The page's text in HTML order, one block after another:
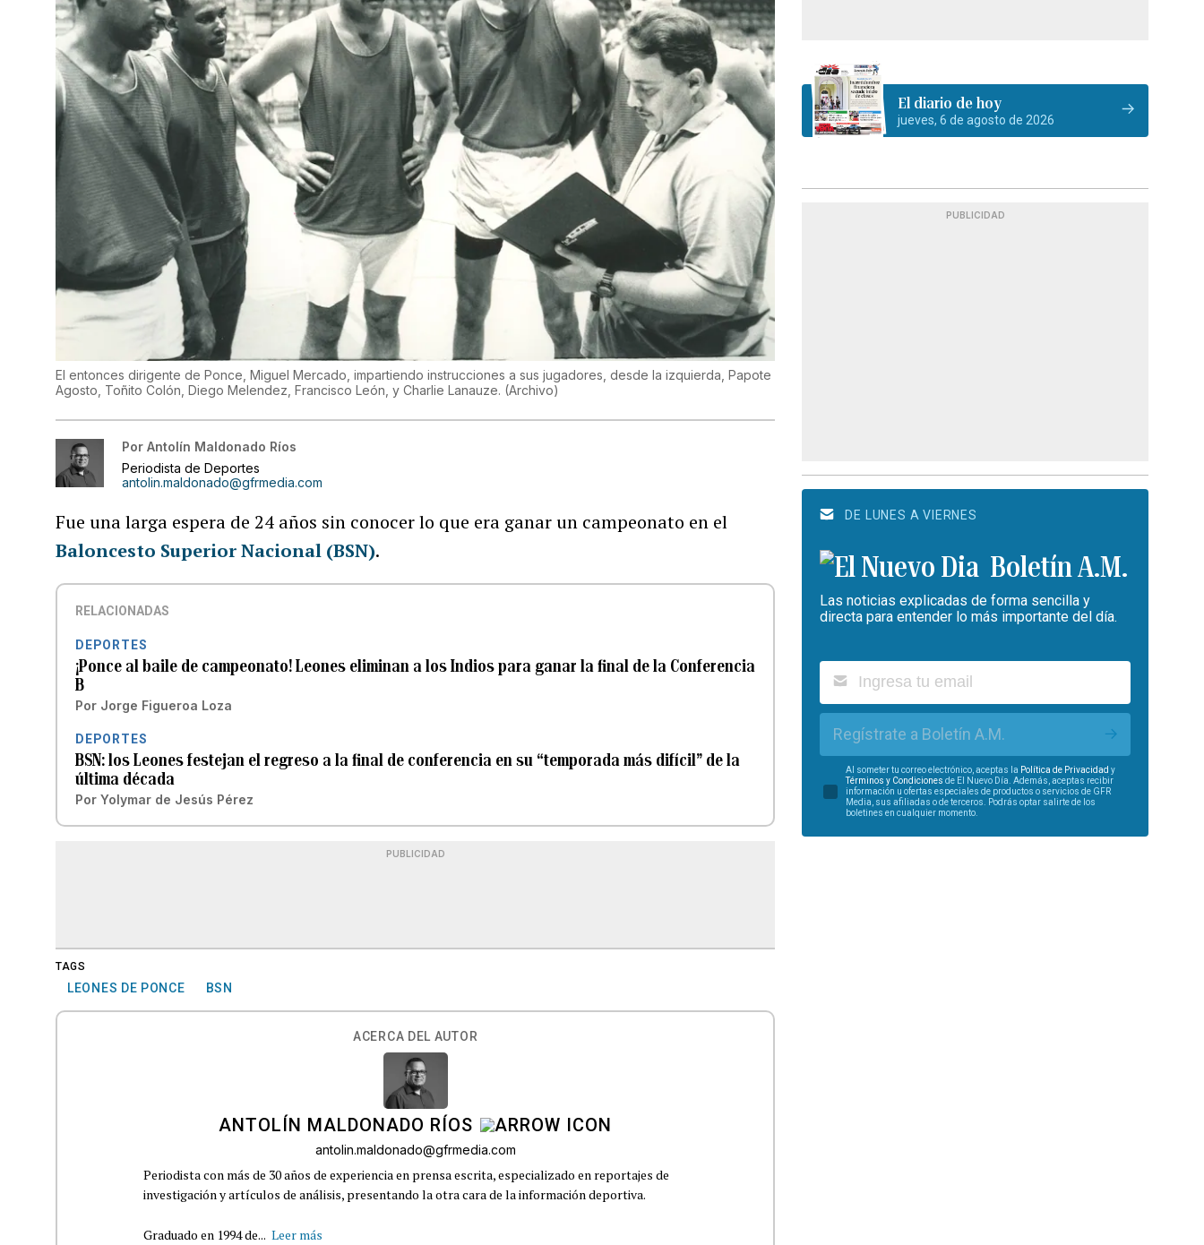
El entonces dirigente de Ponce, Miguel Mercado, impartiendo instrucciones a sus jugadores, desde la izquierda, Papote
Agosto, Toñito Colón, Diego Melendez, Francisco León, y Charlie Lanauze. (Archivo)
Por Antolín Maldonado Ríos
Periodista de Deportes
antolin.maldonado@gfrmedia.com
Fue una larga espera de 24 años sin conocer lo que era ganar un campeonato en el
Baloncesto Superior Nacional (BSN).
RELACIONADAS
DEPORTES
¡Ponce al baile de campeonato! Leones eliminan a los Indios para ganar la final de la Conferencia
B
Por Jorge Figueroa Loza
DEPORTES
BSN: los Leones festejan el regreso a la final de conferencia en su “temporada más difícil” de la
última década
Por Yolymar de Jesús Pérez
PUBLICIDAD
TAGS
LEONES DE PONCE BSN
ACERCA DEL AUTOR
ANTOLÍN MALDONADO RÍOS
antolin.maldonado@gfrmedia.com
Periodista con más de 30 años de experiencia en prensa escrita, especializado en reportajes de
investigación y artículos de análisis, presentando la otra cara de la información deportiva.
Graduado en 1994 de... Leer más
El diario de hoy
jueves, 6 de agosto de 2026
PUBLICIDAD
DE LUNES A VIERNES
Boletín A.M.
Las noticias explicadas de forma sencilla y
directa para entender lo más importante del día.
Regístrate a Boletín A.M.
Al someter tu correo electrónico, aceptas la Política de Privacidad y
Términos y Condiciones de El Nuevo Día. Además, aceptas recibir
información u ofertas especiales de productos o servicios de GFR
Media, sus afiliadas o de terceros. Podrás optar salirte de los
boletines en cualquier momento.